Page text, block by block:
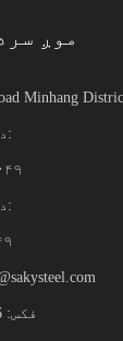
موږ
Minhang
د صادراتو څانګه:
د صادراتو څانګه:
فکس: 0086-21 52236361